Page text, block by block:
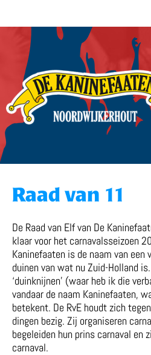
Raad van 11
De Raad van Elf van De
klaar voor het carnavalsseizoen
Kaninefaaten is de naam van
duinen van wat nu Zuid-Holland
‘duinknijnen’ (waar heb ik die
vandaar de naam Kaninefaaten,
betekent. De RvE houdt zich
dingen bezig. Zij organiseren
begeleiden hun prins carnaval en
carnaval.